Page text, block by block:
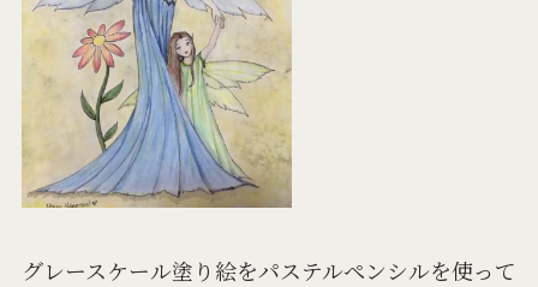
グレースケール塗り絵をパステルペンシルを使って